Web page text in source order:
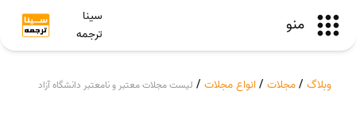
منو
سینا
ترجمه
وبلاگ /مجلات /انواع مجلات / لیست مجلات معتبر و نامعتبر دانشگاه آزاد